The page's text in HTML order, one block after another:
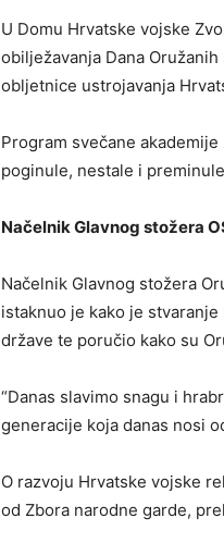
U Domu Hrvatske vojske
obilježavanja Dana
obljetnice ustrojavanja
Program svečane
poginule, nestale i
Načelnik Glavnog stožera
Načelnik Glavnog stožera
istaknuo je kako je
države te poručio kako su
“Danas slavimo snagu i
generacije koja danas nosi
O razvoju Hrvatske vojske
od Zbora narodne garde,